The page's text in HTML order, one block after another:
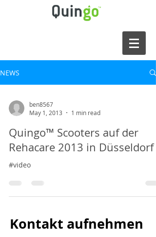
NEWS
ben8567
May 1, 2013
1 min read
Quingo™ Scooters auf der
Rehacare 2013 in Düsseldorf
#video
Kontakt aufnehmen